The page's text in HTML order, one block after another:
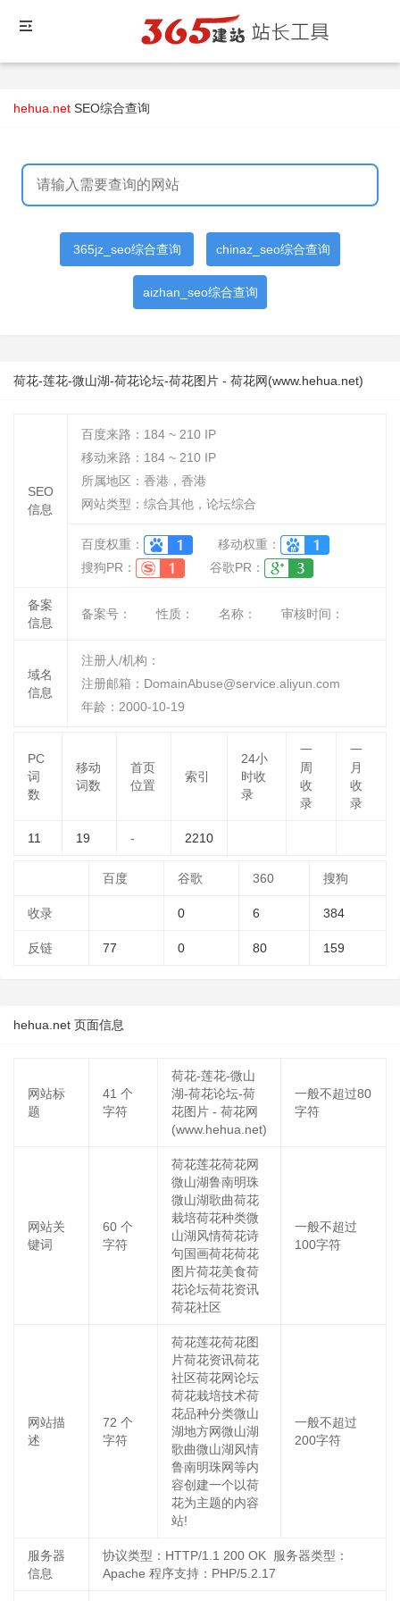
hehua.net SEO综合查询
365jz_seo综合查询 chinaz_seo综合查询
aizhan_seo综合查询
荷花-莲花-微山湖-荷花论坛-荷花图片 - 荷花网(www.hehua.net)
SEO
信息
百度来路： 184 ~ 210 IP
移动来路： 184 ~ 210 IP
所属地区：香港，香港
网站类型：综合其他，论坛综合
百度权重：
移动权重：
搜狗PR：
谷歌PR：
备案
信息
备案号： 性质： 名称： 审核时间：
域名
信息
注册人/机构：
注册邮箱：DomainAbuse@service.aliyun.com
年龄：2000-10-19
PC
词
数
移动
词数
首页
位置
索引
24小
时收
录
一
周
收
录
一
月
收
录
11 19 - 2210
百度 谷歌 360 搜狗
收录 0 6 384
反链 77 0 80 159
hehua.net 页面信息
网站标
题
41 个
字符
荷花-莲花-微山
湖-荷花论坛-荷
花图片 - 荷花网
(www.hehua.net)
一般不超过80
字符
网站关
键词
60 个
字符
荷花莲花荷花网
微山湖鲁南明珠
微山湖歌曲荷花
栽培荷花种类微
山湖风情荷花诗
句国画荷花荷花
图片荷花美食荷
花论坛荷花资讯
荷花社区
一般不超过
100字符
网站描
述
72 个
字符
荷花莲花荷花图
片荷花资讯荷花
社区荷花网论坛
荷花栽培技术荷
花品种分类微山
湖地方网微山湖
歌曲微山湖风情
鲁南明珠网等内
容创建一个以荷
花为主题的内容
站!
一般不超过
200字符
服务器
信息
协议类型：HTTP/1.1 200 OK 服务器类型：
Apache 程序支持：PHP/5.2.17